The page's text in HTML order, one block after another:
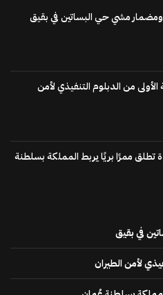
مشي حي البساتين في بقيق
من الدبلوم التنفيذي لأمن
تطلق ممرًا بريًا يربط المملكة بسلطنة
في بقيق
لأمن الطيران